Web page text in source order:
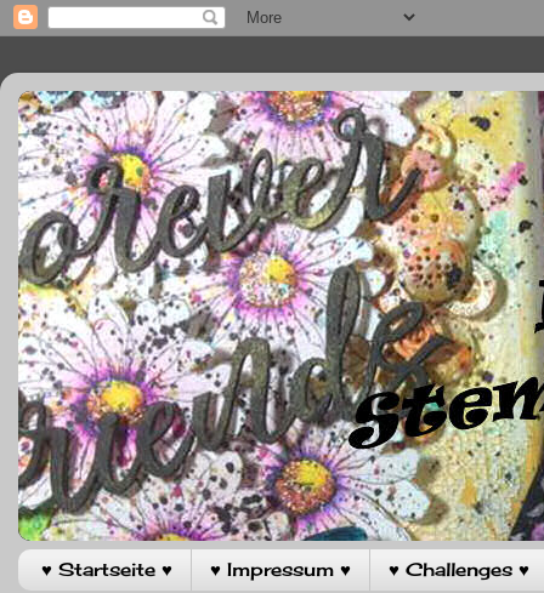
♥ Startseite ♥ ♥ Impressum ♥ ♥ Challenges ♥